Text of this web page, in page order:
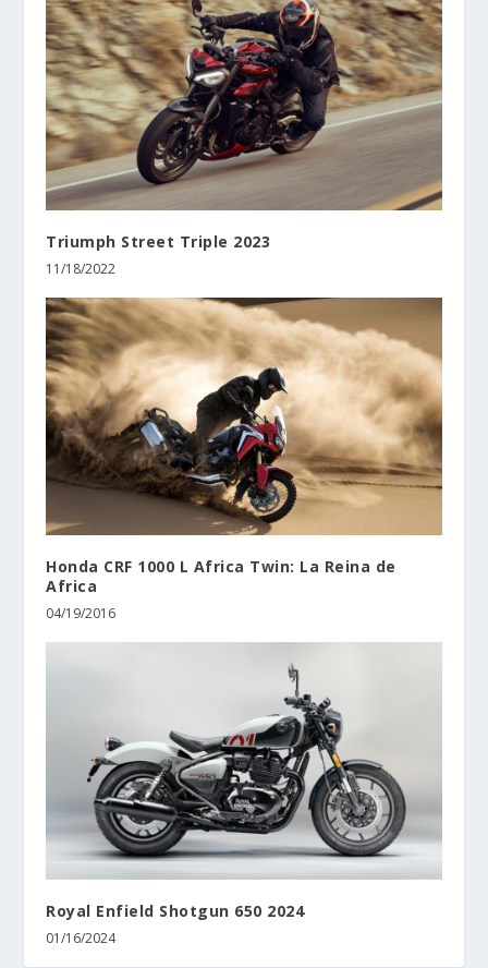
Triumph Street Triple 2023
11/18/2022
Honda CRF 1000 L Africa Twin: La Reina de
Africa
04/19/2016
Royal Enfield Shotgun 650 2024
01/16/2024